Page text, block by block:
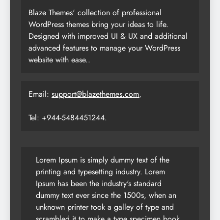
Blaze Themes' collection of professional
WordPress themes bring your ideas to life.
Designed with improved UI & UX and additional
advanced features to manage your WordPress
website with ease..
Email: support@blazethemes.com,
Tel: +944-5484451244.
Lorem Ipsum is simply dummy text of the
printing and typesetting industry. Lorem
Ipsum has been the industry's standard
dummy text ever since the 1500s, when an
unknown printer took a galley of type and